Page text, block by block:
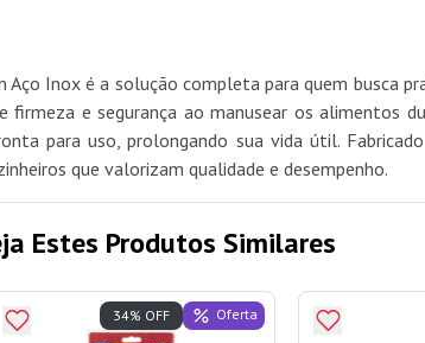
Inox é a solução completa para quem busca
e segurança ao manusear os alimentos
para uso, prolongando sua vida útil.
que valorizam qualidade e desempenho.
Estes Produtos Similares
34% OFF Oferta